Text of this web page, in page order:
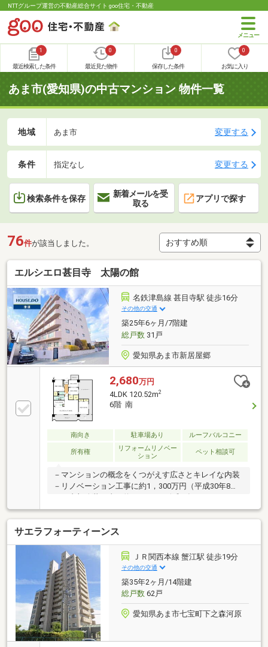
NTTグループ運営の不動産総合サイト goo住宅・不動産
1
最近検索した条件
0
最近見た物件
0
保存した条件
0
お気に入り
あま市(愛知県)の中古マンション 物件一覧
地域 あま市 変更する
条件 指定なし 変更する
検索条件を保存
新着メールを受
取る
アプリで探す
76件が該当しました。
エルシエロ甚目寺 太陽の館
名鉄津島線 甚目寺駅 徒歩16分
その他の交通
築25年6ヶ月/7階建
総戸数31戸
愛知県あま市新居屋郷
2,680万円
4LDK 120.52m2
6階 南
南向き 駐車場あり ルーフバルコニー
所有権
リフォームリノベー
ション
ペット相談可
－マンションの概念をくつがえす広さとキレイな内装
－リノベーション工事に約1，300万円（平成30年8
月）内部改装工事に約400万円（令和3年8月）かけま
した！
サエラフォーティーンス
ＪＲ関西本線 蟹江駅 徒歩19分
その他の交通
築35年2ヶ月/14階建
総戸数62戸
愛知県あま市七宝町下之森河原